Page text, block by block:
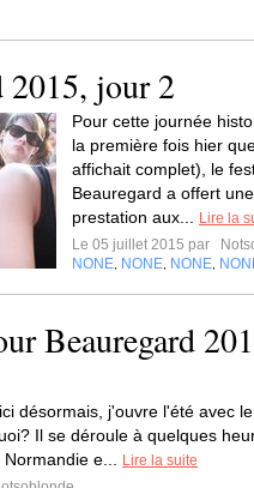
2015, jour 2
Pour cette journée
la première fois hier
affichait complet), le
Beauregard a offert
prestation aux...
Lire la
Le 05 juillet 2015 par
NONE NONE NONE
Beauregard
désormais, j'ouvre l'été avec
Il se déroule à quelques
e...
Lire la suite